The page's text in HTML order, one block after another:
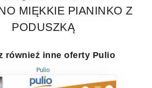
MIĘKKIE PIANINKO Z
PODUSZKĄ
również inne oferty Pulio
Pulio